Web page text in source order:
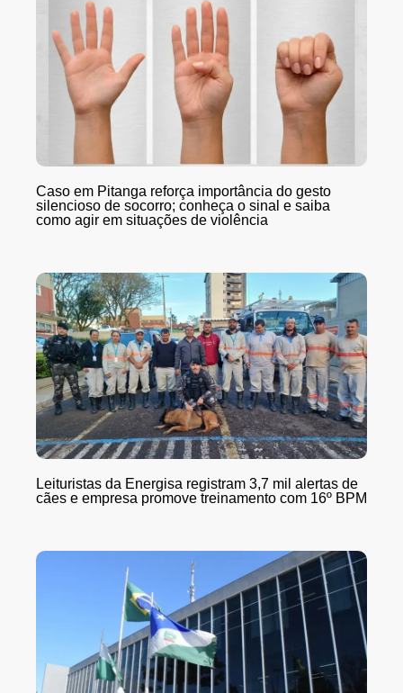
Caso em Pitanga reforça importância do gesto
silencioso de socorro; conheça o sinal e saiba
como agir em situações de violência
Leituristas da Energisa registram 3,7 mil alertas de
cães e empresa promove treinamento com 16º BPM